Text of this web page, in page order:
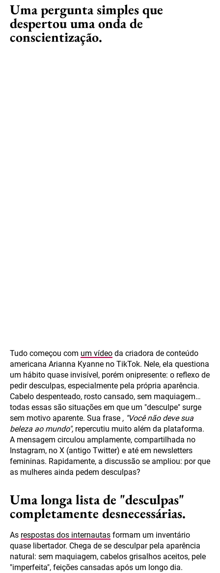
Uma pergunta simples que
despertou uma onda de
conscientização.
Tudo começou com um vídeo da criadora de conteúdo
americana Arianna Kyanne no TikTok. Nele, ela questiona
um hábito quase invisível, porém onipresente: o reflexo de
pedir desculpas, especialmente pela própria aparência.
Cabelo despenteado, rosto cansado, sem maquiagem…
todas essas são situações em que um "desculpe" surge
sem motivo aparente. Sua frase , "Você não deve sua
beleza ao mundo", repercutiu muito além da plataforma.
A mensagem circulou amplamente, compartilhada no
Instagram, no X (antigo Twitter) e até em newsletters
femininas. Rapidamente, a discussão se ampliou: por que
as mulheres ainda pedem desculpas?
Uma longa lista de "desculpas"
completamente desnecessárias.
As respostas dos internautas formam um inventário
quase libertador. Chega de se desculpar pela aparência
natural: sem maquiagem, cabelos grisalhos aceitos, pele
"imperfeita", feições cansadas após um longo dia.